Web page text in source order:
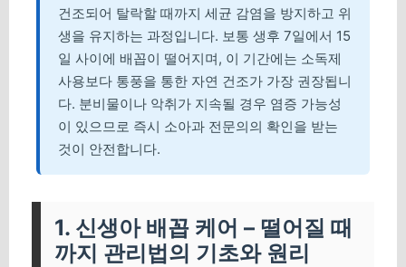
건조되어 탈락할 때까지 세균 감염을 방지하고 위
생을 유지하는 과정입니다. 보통 생후 7일에서 15
일 사이에 배꼽이 떨어지며, 이 기간에는 소독제
사용보다 통풍을 통한 자연 건조가 가장 권장됩니
다. 분비물이나 악취가 지속될 경우 염증 가능성
이 있으므로 즉시 소아과 전문의의 확인을 받는
것이 안전합니다.
1. 신생아 배꼽 케어 – 떨어질 때
까지 관리법의 기초와 원리